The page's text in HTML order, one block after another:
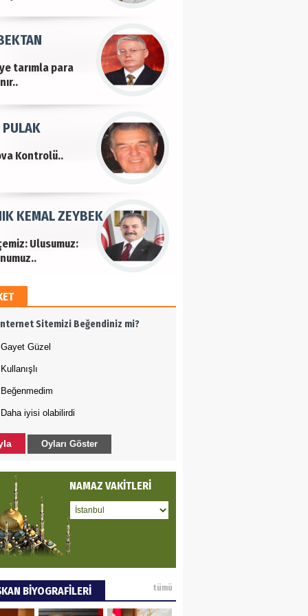
tarımla para
Kontrolü..
PULAK
Ulusumuz:
KEMAL ZEYBEK
bile rahat
Şehzade
HAYRİ PEKER
- Sağlık
önemli
BULUZ
DEĞİŞİKLİĞİNE KARŞI
KENTLERİ NE
GÜNEY
12 Eylül..
TAŞDEMİR
Sitemizi Beğendiniz mi?
Gayet Güzel
Kullanışlı
Beğenmedim
Daha iyisi olabilirdi
Oyları Göster
NAMAZ VAKİTLERİ
BİYOGRAFİLERİ tümü